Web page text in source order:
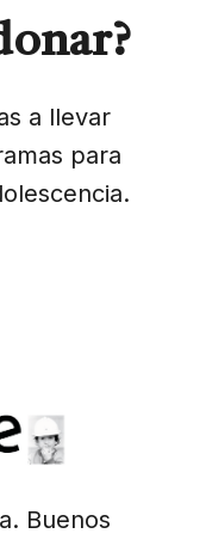
Buenos
a llevar
para